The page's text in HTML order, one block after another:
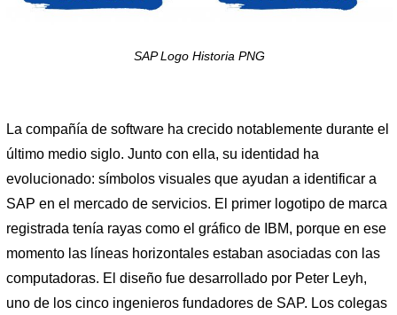
SAP Logo Historia PNG
La compañía de software ha crecido notablemente durante el
último medio siglo. Junto con ella, su identidad ha
evolucionado: símbolos visuales que ayudan a identificar a
SAP en el mercado de servicios. El primer logotipo de marca
registrada tenía rayas como el gráfico de IBM, porque en ese
momento las líneas horizontales estaban asociadas con las
computadoras. El diseño fue desarrollado por Peter Leyh,
uno de los cinco ingenieros fundadores de SAP. Los colegas